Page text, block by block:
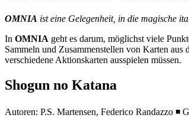
OMNIA ist eine Gelegenheit, in die magische
In OMNIA geht es darum, möglichst viele
Sammeln und Zusammenstellen von Karten
verschiedene Aktionskarten ausspielen müssen.
Shogun no Katana
Autoren: P.S. Martensen, Federico Randazzo